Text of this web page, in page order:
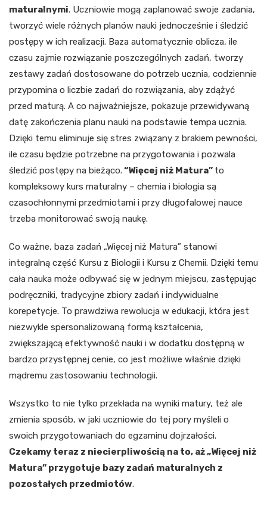
maturalnymi. Uczniowie mogą zaplanować swoje zadania,
tworzyć wiele różnych planów nauki jednocześnie i śledzić
postępy w ich realizacji. Baza automatycznie oblicza, ile
czasu zajmie rozwiązanie poszczególnych zadań, tworzy
zestawy zadań dostosowane do potrzeb ucznia, codziennie
przypomina o liczbie zadań do rozwiązania, aby zdążyć
przed maturą. A co najważniejsze, pokazuje przewidywaną
datę zakończenia planu nauki na podstawie tempa ucznia.
Dzięki temu eliminuje się stres związany z brakiem pewności,
ile czasu będzie potrzebne na przygotowania i pozwala
śledzić postępy na bieżąco. “Więcej niż Matura” to
kompleksowy kurs maturalny – chemia i biologia są
czasochłonnymi przedmiotami i przy długofalowej nauce
trzeba monitorować swoją naukę.
Co ważne, baza zadań „Więcej niż Matura” stanowi
integralną część Kursu z Biologii i Kursu z Chemii. Dzięki temu
cała nauka może odbywać się w jednym miejscu, zastępując
podręczniki, tradycyjne zbiory zadań i indywidualne
korepetycje. To prawdziwa rewolucja w edukacji, która jest
niezwykle spersonalizowaną formą kształcenia,
zwiększającą efektywność nauki i w dodatku dostępną w
bardzo przystępnej cenie, co jest możliwe właśnie dzięki
mądremu zastosowaniu technologii.
Wszystko to nie tylko przekłada na wyniki matury, też ale
zmienia sposób, w jaki uczniowie do tej pory myśleli o
swoich przygotowaniach do egzaminu dojrzałości.
Czekamy teraz z niecierpliwością na to, aż „Więcej niż
Matura” przygotuje bazy zadań maturalnych z
pozostałych przedmiotów.